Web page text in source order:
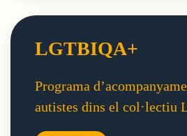
LGTBIQA+
Programa
autistes dins el col·lectiu